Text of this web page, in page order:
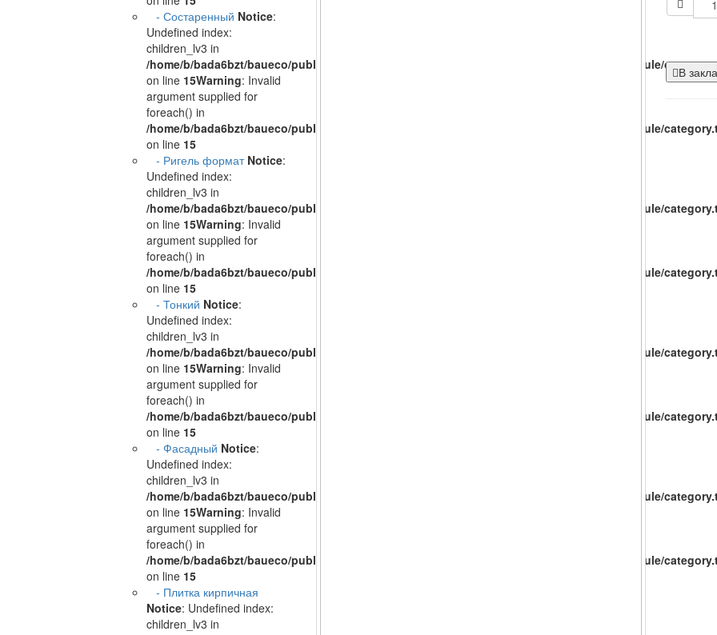
- Состаренный Notice:
Undefined index:
children_lv3 in
/home/b/bada6bzt/baueco/public_html/catalog/view/theme/baueco/template/extension/module/
on line 15Warning: Invalid
argument supplied for
foreach() in
/home/b/bada6bzt/baueco/public_html/catalog/view/theme/baueco/template/extension/module/
on line 15
- Ригель формат Notice:
Undefined index:
children_lv3 in
/home/b/bada6bzt/baueco/public_html/catalog/view/theme/baueco/template/extension/module/
on line 15Warning: Invalid
argument supplied for
foreach() in
/home/b/bada6bzt/baueco/public_html/catalog/view/theme/baueco/template/extension/module/
on line 15
- Тонкий Notice:
Undefined index:
children_lv3 in
/home/b/bada6bzt/baueco/public_html/catalog/view/theme/baueco/template/extension/module/
on line 15Warning: Invalid
argument supplied for
foreach() in
/home/b/bada6bzt/baueco/public_html/catalog/view/theme/baueco/template/extension/module/
on line 15
- Фасадный Notice:
Undefined index:
children_lv3 in
/home/b/bada6bzt/baueco/public_html/catalog/view/theme/baueco/template/extension/module/
on line 15Warning: Invalid
argument supplied for
foreach() in
/home/b/bada6bzt/baueco/public_html/catalog/view/theme/baueco/template/extension/module/
on line 15
- Плитка кирпичная
Notice: Undefined index:
children_lv3 in
В